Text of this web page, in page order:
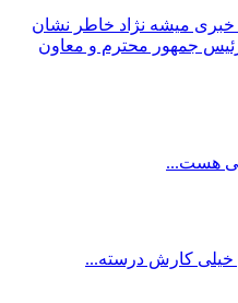
خبری میشه نژاد خاطر نشان
جمهور محترم و معاون
هست...
خیلی کارش درسته...